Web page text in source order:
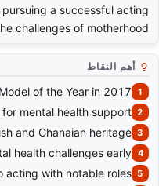
a successful acting
challenges of motherhood.
أهم النقاط
of the Year in 2017.
mental health support.
and Ghanaian heritage.
health challenges early.
acting with notable roles.